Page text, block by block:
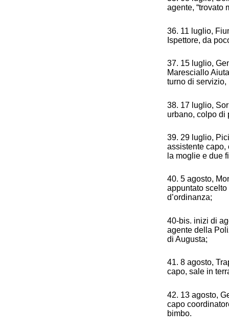
agente, “trovato
36. 11 luglio,
Ispettore, da
37. 15 luglio,
Maresciallo
turno di
38. 17 luglio,
urbano, colpo di
39. 29 luglio,
assistente capo,
la moglie e due
40. 5 agosto,
appuntato
d’ordinanza;
40-bis. inizi di
agente della
di Augusta;
41. 8 agosto,
capo, sale in
42. 13 agosto,
capo
bimbo.